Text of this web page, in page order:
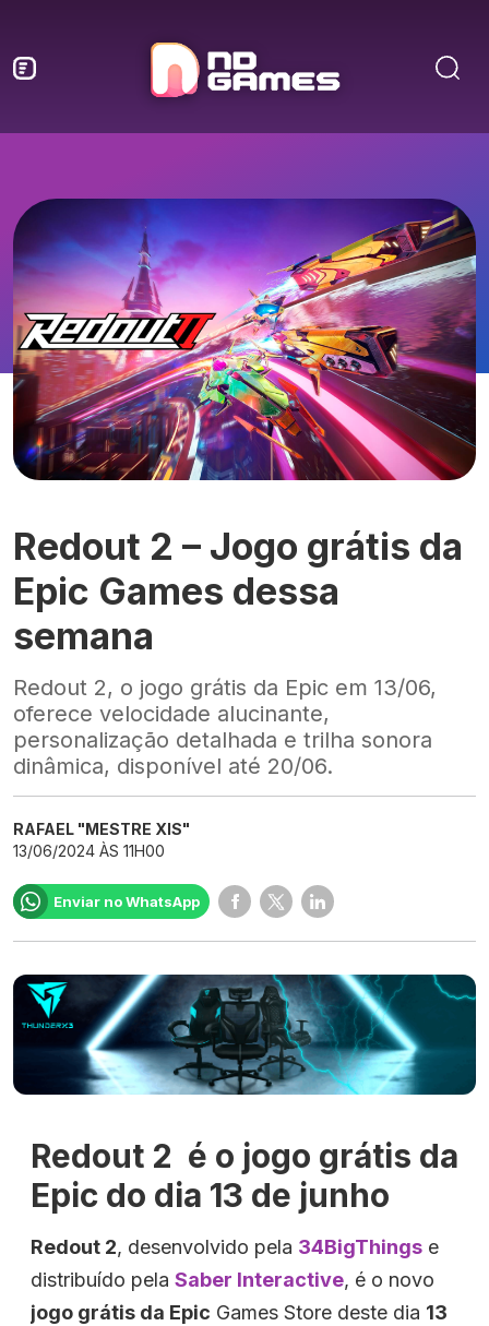
Redout 2 – Jogo grátis da
Epic Games dessa
semana
Redout 2, o jogo grátis da Epic em 13/06,
oferece velocidade alucinante,
personalização detalhada e trilha sonora
dinâmica, disponível até 20/06.
RAFAEL "MESTRE XIS"
13/06/2024 ÀS 11H00
Enviar no WhatsApp
Redout 2 é o jogo grátis da
Epic do dia 13 de junho
Redout 2, desenvolvido pela 34BigThings e
distribuído pela Saber Interactive, é o novo
jogo grátis da Epic Games Store deste dia 13